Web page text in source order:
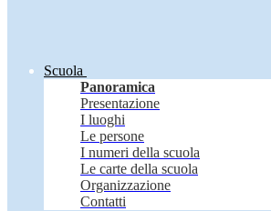
Scuola
Panoramica
Presentazione
I luoghi
Le persone
I numeri della scuola
Le carte della scuola
Organizzazione
Contatti